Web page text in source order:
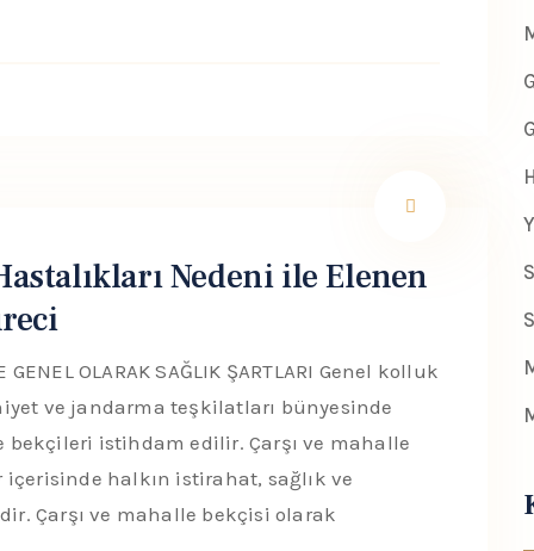
Nedeni ile Elenen
GENEL OLARAK SAĞLIK ŞARTLARI Genel kolluk
ve jandarma teşkilatları bünyesinde
istihdam edilir. Çarşı ve mahalle
halkın istirahat, sağlık ve
Çarşı ve mahalle bekçisi olarak